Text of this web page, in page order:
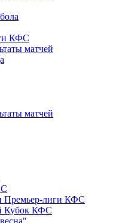
КФС
матчей
матчей
Премьер-лиги КФС
Кубок КФС